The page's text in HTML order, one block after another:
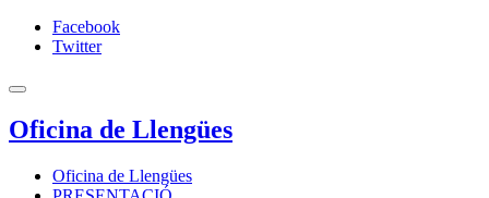
Facebook
Twitter
Oficina de Llengües
Oficina de Llengües